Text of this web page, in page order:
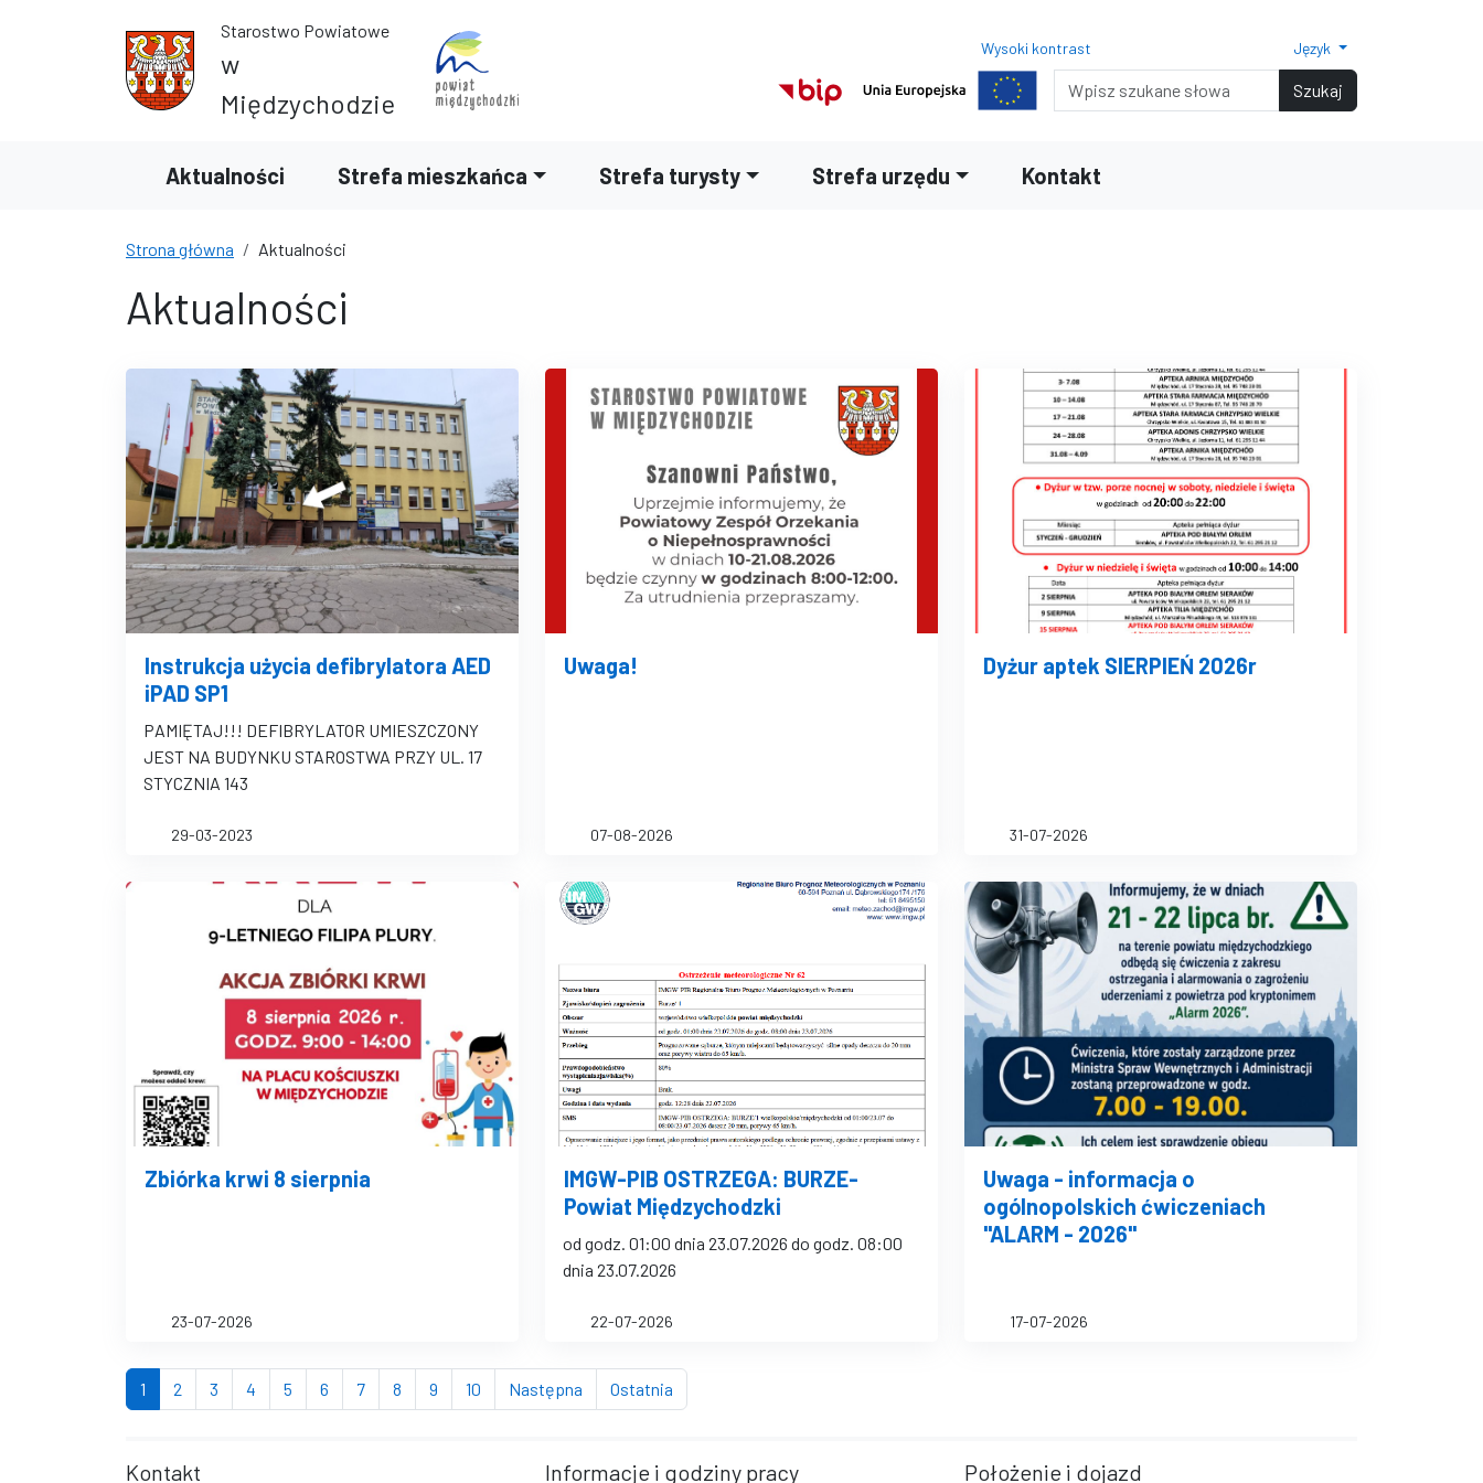
Starostwo Powiatowe
w
Międzychodzie
Wysoki kontrast
Normalny rozmiar czcionki
Rozmiar czcionki 150%
Rozmiar czcionki 200%
Język
Wyszukiwarka Szukaj
Aktualności Strefa mieszkańca Strefa turysty Strefa urzędu Kontakt
Strona główna Aktualności
Aktualności
Instrukcja użycia defibrylatora AED
iPAD SP1
PAMIĘTAJ!!! DEFIBRYLATOR UMIESZCZONY
JEST NA BUDYNKU STAROSTWA PRZY UL. 17
STYCZNIA 143
29-03-2023
Uwaga!
07-08-2026
Dyżur aptek SIERPIEŃ 2026r
31-07-2026
Zbiórka krwi 8 sierpnia
23-07-2026
IMGW-PIB OSTRZEGA: BURZE-
Powiat Międzychodzki
od godz. 01:00 dnia 23.07.2026 do godz. 08:00
dnia 23.07.2026
22-07-2026
Uwaga - informacja o
ogólnopolskich ćwiczeniach
"ALARM - 2026"
17-07-2026
1 (bieżąca strona)
2 strona
3 strona
4 strona
5 strona
6 strona
7strona
8 strona
9 strona
10 stronaNastępna stronaOstatnia
Kontakt Informacje i godziny pracy Położenie i dojazd